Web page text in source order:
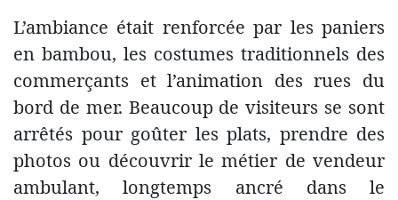
L’ambiance était renforcée par les paniers
en bambou, les costumes traditionnels des
commerçants et l’animation des rues du
bord de mer. Beaucoup de visiteurs se sont
arrêtés pour goûter les plats, prendre des
photos ou découvrir le métier de vendeur
ambulant, longtemps ancré dans le